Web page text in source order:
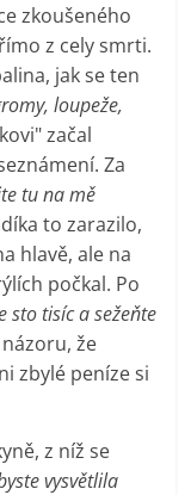
zkoušeného
z cely smrti.
jak se ten
loupeže,
začal
Za
tu na mě
to zarazilo,
hlavě, ale na
počkal. Po
sto tisíc a sežeňte
že
zbylé peníze si
z níž se
vysvětlila